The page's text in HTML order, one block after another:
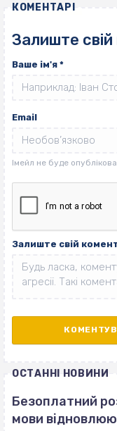
КОМЕНТАРІ
Залиште
Ваше ім'я *
Email
Залиште свій
ОСТАННІ НОВИНИ
Безоплатний
мови